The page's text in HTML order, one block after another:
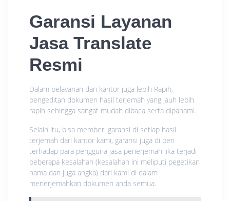
Garansi Layanan
Jasa Translate
Resmi
Dalam pelayanan dari kantor juga lebih Rapih,
pengeditan dokumen hasil terjemah yang jauh lebih
rapih sehingga sangat mudah dibaca serta dipahami.
Selain itu, bisa memberi garansi di setiap hasil
terjemah dari kantor kami, garansi juga di beri
terhadap para pengguna jasa penerjemah jika terjadi
beberapa kesalahan (kesalahan ini meliputi pegetikan
nama dan juga angka) dari kami di dalam
menerjemahkan dokumen anda semua.